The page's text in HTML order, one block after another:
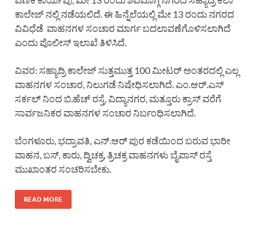
ಕಾಲೇಜ್ ನಲ್ಲಿ ನಡೆಯಲಿದೆ. ಈ ಹಿನ್ನೆಲೆಯಲ್ಲಿ ಮೇ 13 ರಂದು ನಗರದ
ವಿವಿಧೆಡೆ ವಾಹನಗಳ ಸಂಚಾರ ಮಾರ್ಗ ಬದಲಾವಣೆಗೊಳಿಸಲಾಗಿದೆ
ಎಂದು ಪೊಲೀಸ್ ಇಲಾಖೆ ತಿಳಿಸಿದೆ.
ವಿವರ: ಸಹ್ಯಾದ್ರಿ ಕಾಲೇಜ್ ಸುತ್ತಮುತ್ತ 100 ಮೀಟರ್ ಅಂತರದಲ್ಲಿ ಎಲ್ಲ
ವಾಹನಗಳ ಸಂಚಾರ, ನಿಲುಗಡೆ ನಿಷೇಧಿಸಲಾಗಿದೆ. ಎಂ.ಆರ್.ಎಸ್
ಸರ್ಕಲ್ ನಿಂದ ಬಿ.ಹೆಚ್ ರಸ್ತೆ, ವಿದ್ಯಾನಗರ, ಮತ್ತೂರು ಕ್ರಾಸ್ ವರೆಗೆ
ಸಾರ್ವಜನಿಕರ ವಾಹನಗಳ ಸಂಚಾರ ನಿರ್ಬಂಧಿಸಲಾಗಿದೆ.
ಬೆಂಗಳೂರು, ಭದ್ರಾವತಿ, ಎನ್.ಆರ್ ಪುರ ಕಡೆಯಿಂದ ಬರುವ ಭಾರೀ
ವಾಹನ, ಬಸ್, ಕಾರು, ದ್ವಿಚಕ್ರ, ತ್ರಿಚಕ್ರ ವಾಹನಗಳು ಬೈಪಾಸ್ ರಸ್ತೆ
ಮುಖಾಂತರ ಸಂಚರಿಸಬೇಕು.
READ MORE